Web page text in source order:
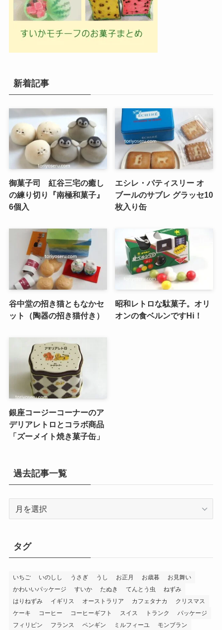
新着記事
御菓子司 紅谷三宅の癒し
の練り切り『南極和菓子』
6個入
エシレ・パティスリー オ
ブールのサブレ グラッセ10
枚入り缶
谷中堂の招き猫ともなかセ
ット（陶器の招き猫付き）
昭和レトロな駄菓子。オリ
オンの食ベルンですHi！
銀座コージーコーナーのア
デリアレトロとコラボ商品
「ズーメイト焼き菓子缶」
過去記事一覧
一
タグ
いちご いのしし うさぎ うし お正月 お歳暮
お見舞い
かわいいパッケージ
すいか たぬき てんとう虫
ねずみ
はりねずみ
イギリス オーストラリア カフェタナカ
クリスマス
ケーキ
コーヒー コーヒーギフト スイス トランク
パッケージ
フィリピン
フランス ペンギン ミルフィーユ モンブラン